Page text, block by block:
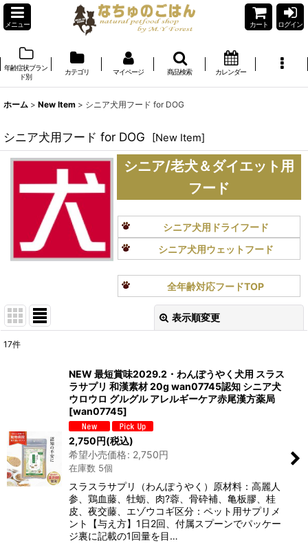
メニュー カート ログイン
年齢症状ブラン
ド別
カテゴリ マイページ 商品検索 カレンダー
ホーム > New Item > シニア犬用フード for DOG
シニア犬用フード for DOG [New Item]
シニア/老犬＆ダイエット用
フード
シニア犬用ドライフード
シニア犬用ウェットフード
全年齢対応フードTOP
表示順変更
絞り込む
17件
NEW 最短賞味2029.2・わんぽうやく犬用 スラス
ラサプリ 和漢素材 20g wan07745認知 シニア犬
ウロウロ グルグル アレルギーケア赤尾漢方薬局
[wan07745]
2,750 円(税込)
希望小売価格: 2,750円
在庫数 5個
スラスラサプリ（わんぽうやく）原材料：高麗人
参、鶏血藤、牡蛎、肉?蓉、骨砕補、亀板膠、桂
皮、夜交藤、エゾウコギ区分：ペット用サプリメ
ント【与え方】1日2回、付属スプーンでパッケー
ジ裏に記載の1回量を目…